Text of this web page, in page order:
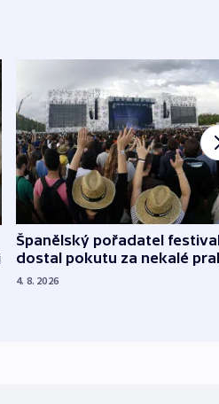
Španělský pořadatel
dostal pokutu za nekalé
4. 8. 2026